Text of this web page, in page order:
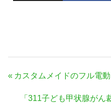
投前
カスタムメイドのフル電
次
「311子ども甲状腺がん